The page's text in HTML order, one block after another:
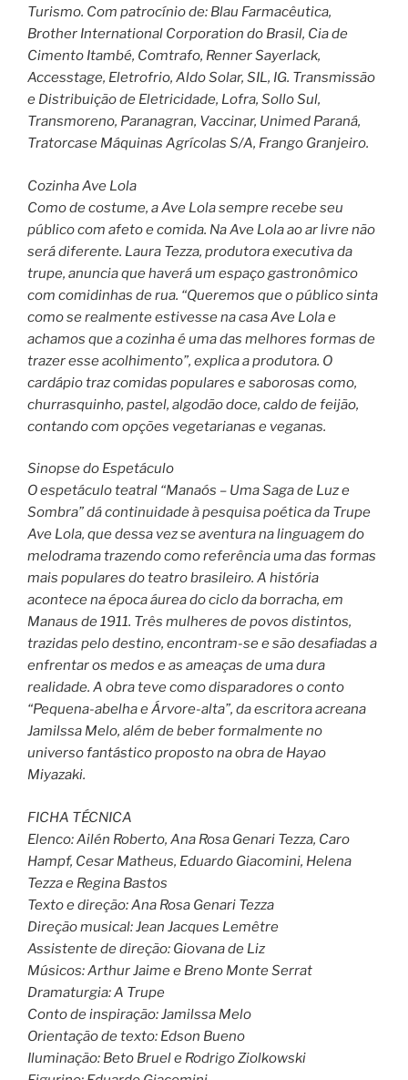
Turismo. Com patrocínio de: Blau Farmacêutica,
Brother International Corporation do Brasil, Cia de
Cimento Itambé, Comtrafo, Renner Sayerlack,
Accesstage, Eletrofrio, Aldo Solar, SIL, IG. Transmissão
e Distribuição de Eletricidade, Lofra, Sollo Sul,
Transmoreno, Paranagran, Vaccinar, Unimed Paraná,
Tratorcase Máquinas Agrícolas S/A, Frango Granjeiro.
Cozinha Ave Lola
Como de costume, a Ave Lola sempre recebe seu
público com afeto e comida. Na Ave Lola ao ar livre não
será diferente. Laura Tezza, produtora executiva da
trupe, anuncia que haverá um espaço gastronômico
com comidinhas de rua. “Queremos que o público sinta
como se realmente estivesse na casa Ave Lola e
achamos que a cozinha é uma das melhores formas de
trazer esse acolhimento”, explica a produtora. O
cardápio traz comidas populares e saborosas como,
churrasquinho, pastel, algodão doce, caldo de feijão,
contando com opções vegetarianas e veganas.
Sinopse do Espetáculo
O espetáculo teatral “Manaós – Uma Saga de Luz e
Sombra” dá continuidade à pesquisa poética da Trupe
Ave Lola, que dessa vez se aventura na linguagem do
melodrama trazendo como referência uma das formas
mais populares do teatro brasileiro. A história
acontece na época áurea do ciclo da borracha, em
Manaus de 1911. Três mulheres de povos distintos,
trazidas pelo destino, encontram-se e são desafiadas a
enfrentar os medos e as ameaças de uma dura
realidade. A obra teve como disparadores o conto
“Pequena-abelha e Árvore-alta”, da escritora acreana
Jamilssa Melo, além de beber formalmente no
universo fantástico proposto na obra de Hayao
Miyazaki.
FICHA TÉCNICA
Elenco: Ailén Roberto, Ana Rosa Genari Tezza, Caro
Hampf, Cesar Matheus, Eduardo Giacomini, Helena
Tezza e Regina Bastos
Texto e direção: Ana Rosa Genari Tezza
Direção musical: Jean Jacques Lemêtre
Assistente de direção: Giovana de Liz
Músicos: Arthur Jaime e Breno Monte Serrat
Dramaturgia: A Trupe
Conto de inspiração: Jamilssa Melo
Orientação de texto: Edson Bueno
Iluminação: Beto Bruel e Rodrigo Ziolkowski